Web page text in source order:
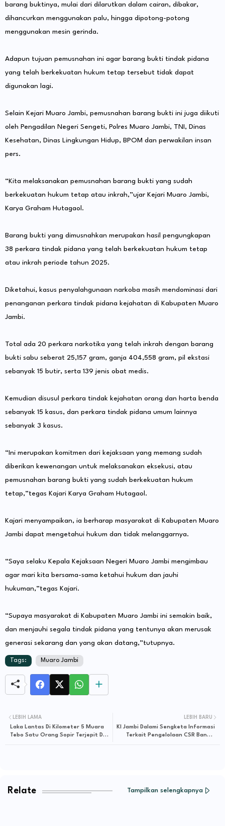
barang buktinya, mulai dari dilarutkan dalam cairan, dibakar,
dihancurkan menggunakan palu, hingga dipotong-potong
menggunakan mesin gerinda.
Adapun tujuan pemusnahan ini agar barang bukti tindak pidana
yang telah berkekuatan hukum tetap tersebut tidak dapat
digunakan lagi.
Selain Kejari Muaro Jambi, pemusnahan barang bukti ini juga diikuti
oleh Pengadilan Negeri Sengeti, Polres Muaro Jambi, TNI, Dinas
Kesehatan, Dinas Lingkungan Hidup, BPOM dan perwakilan insan
pers.
“Kita melaksanakan pemusnahan barang bukti yang sudah
berkekuatan hukum tetap atau inkrah,”ujar Kejari Muaro Jambi,
Karya Graham Hutagaol.
Barang bukti yang dimusnahkan merupakan hasil pengungkapan
38 perkara tindak pidana yang telah berkekuatan hukum tetap
atau inkrah periode tahun 2025.
Diketahui, kasus penyalahgunaan narkoba masih mendominasi dari
penanganan perkara tindak pidana kejahatan di Kabupaten Muaro
Jambi.
Total ada 20 perkara narkotika yang telah inkrah dengan barang
bukti sabu seberat 25,157 gram, ganja 404,558 gram, pil ekstasi
sebanyak 15 butir, serta 139 jenis obat medis.
Kemudian disusul perkara tindak kejahatan orang dan harta benda
sebanyak 15 kasus, dan perkara tindak pidana umum lainnya
sebanyak 3 kasus.
“Ini merupakan komitmen dari kejaksaan yang memang sudah
diberikan kewenangan untuk melaksanakan eksekusi, atau
pemusnahan barang bukti yang sudah berkekuatan hukum
tetap,”tegas Kajari Karya Graham Hutagaol.
Kajari menyampaikan, ia berharap masyarakat di Kabupaten Muaro
Jambi dapat mengetahui hukum dan tidak melanggarnya.
“Saya selaku Kepala Kejaksaan Negeri Muaro Jambi mengimbau
agar mari kita bersama-sama ketahui hukum dan jauhi
hukuman,”tegas Kajari.
“Supaya masyarakat di Kabupaten Muaro Jambi ini semakin baik,
dan menjauhi segala tindak pidana yang tentunya akan merusak
generasi sekarang dan yang akan datang,”tutupnya.
Tags: Muaro Jambi
LEBIH BARU
KI Jambi Dalami Sengketa Informasi
Terkait Pengelolaan CSR Bank 9
LEBIH LAMA
Laka Lantas Di Kilometer 5 Muara
Tebo Satu Orang Sopir Terjepit Dan
Relate Tampilkan selengkapnya